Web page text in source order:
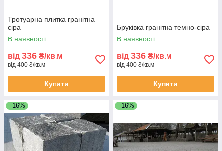
Тротуарна плитка гранітна
сіра
В наявності
від 336 ₴/кв.м
від 400 ₴/кв.м
Купити
Бруківка гранітна темно-сіра
В наявності
від 336 ₴/кв.м
від 400 ₴/кв.м
Купити
–16% –16%